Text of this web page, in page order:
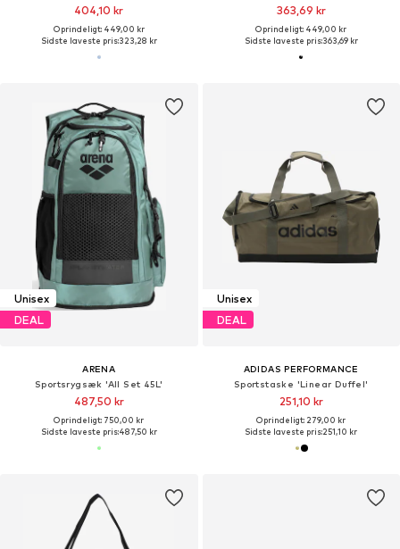
404,10 kr
Oprindeligt: 449,00 kr
Sidste laveste pris:323,28 kr
363,69 kr
Oprindeligt: 449,00 kr
Sidste laveste pris:363,69 kr
Unisex
DEAL
ARENA
Sportsrygsæk 'All Set 45L'
487,50 kr
Oprindeligt: 750,00 kr
Sidste laveste pris:487,50 kr
Unisex
DEAL
ADIDAS PERFORMANCE
Sportstaske 'Linear Duffel'
251,10 kr
Oprindeligt: 279,00 kr
Sidste laveste pris:251,10 kr